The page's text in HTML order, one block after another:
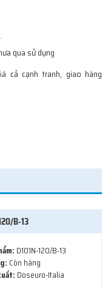
qua sử dụng
cả cạnh tranh, giao hàng
B-13
D101N-120/B-13
Còn hàng
Doseuro-Italia